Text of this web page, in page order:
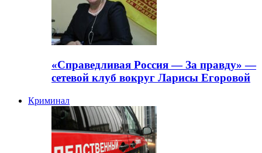
«Справедливая Россия — За правду» —
сетевой клуб вокруг Ларисы Егоровой
Криминал